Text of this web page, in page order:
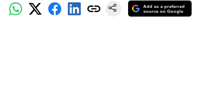
Add as a preferred
source on Google